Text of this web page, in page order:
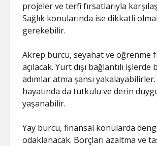
projeler ve terfi fırsatlarıyla
Sağlık konularında ise dikkatli
gerekebilir.
Akrep burcu, seyahat ve öğrenme
açılacak. Yurt dışı bağlantılı işlerde
adımlar atma şansı
hayatında da tutkulu ve derin
yaşanabilir.
Yay burcu, finansal konularda
odaklanacak. Borçları azaltma ve